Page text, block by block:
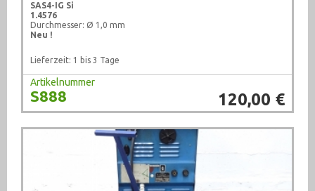
SAS4-IG Si
1.4576
Durchmesser: Ø 1,0 mm
Neu !
Lieferzeit: 1 bis 3 Tage
Artikelnummer
S888 120,00 €